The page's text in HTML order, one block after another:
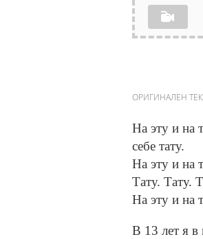
ОРИГИНАЛЕН
На эту и на
себе тату.
На эту и на
Тату. Тату.
На эту и на
В 13 лет я в